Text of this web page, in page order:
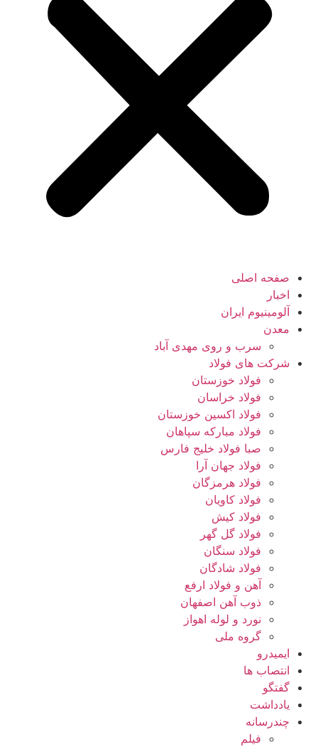
صفحه اصلی
اخبار
آلومینیوم ایران
معدن
سرب و روی مهدی آباد
شرکت های فولاد
فولاد خوزستان
فولاد خراسان
فولاد اکسین خوزستان
فولاد مبارکه سپاهان
صبا فولاد خلیج فارس
فولاد جهان آرا
فولاد هرمزگان
فولاد کاویان
فولاد کیش
فولاد گل گهر
فولاد سنگان
فولاد شادگان
آهن و فولاد ارفع
ذوب آهن اصفهان
نورد و لوله اهواز
گروه ملی
ایمیدرو
انتصاب ها
گفتگو
یادداشت
چندرسانه
فیلم